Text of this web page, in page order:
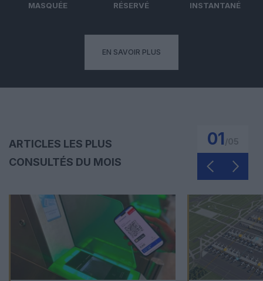
MASQUÉE
RÉSERVÉ
INSTANTANÉ
EN SAVOIR PLUS
ARTICLES LES PLUS
CONSULTÉS DU MOIS
01